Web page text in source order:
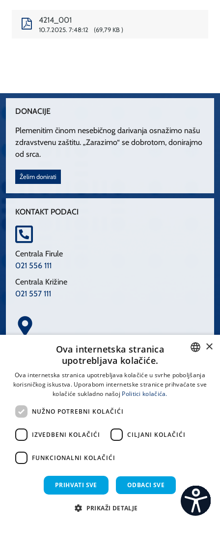
4214_001
10.7.2025. 7:48:12 69,79 KB
DONACIJE
Plemenitim činom nesebičnog darivanja osnažimo našu
zdravstvenu zaštitu. „Zarazimo“ se dobrotom, donirajmo
od srca.
Želim donirati
KONTAKT PODACI
Centrala Firule
021 556 111
Centrala Križine
021 557 111
Spinčićeva 1, 21000 Split
LINKOVI
Uvjeti korištenja
CROATIAN
×
Ova internetska stranica
upotrebljava kolačiće.
Ova internetska stranica upotrebljava kolačiće u svrhe poboljšanja
korisničkog iskustva. Uporabom internetske stranice prihvaćate sve
kolačiće sukladno našoj Politici kolačića.
NUŽNO POTREBNI KOLAČIĆI
IZVEDBENI KOLAČIĆI CILJANI KOLAČIĆI
FUNKCIONALNI KOLAČIĆI
PRIHVATI SVE ODBACI SVE
PRIKAŽI DETALJE